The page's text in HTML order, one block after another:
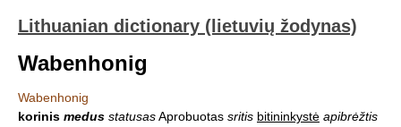
Lithuanian dictionary (lietuvių žodynas)
Wabenhonig
Wabenhonig
korinis medus statusasAprobuotas sritis bitininkystė apibrėžtis